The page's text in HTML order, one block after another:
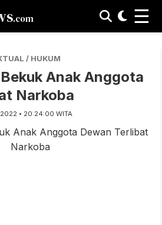
.com ☰
/ HUKUM
Anak Anggota
Narkoba
• 20:24:00 WITA